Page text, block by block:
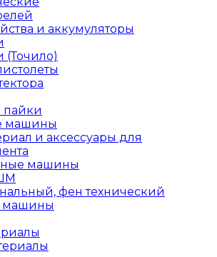
и аккумуляторы
(Точило)
пайки
машины
и аксессуары для
машины
фен технический
машины